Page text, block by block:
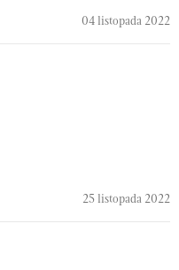
04 listopada 2022
25 listopada 2022